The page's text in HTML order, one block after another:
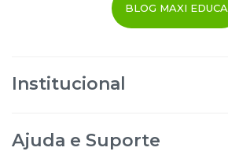
BLOG MAXI EDUCA
Institucional
Área do Afiliado
Ajuda e Suporte